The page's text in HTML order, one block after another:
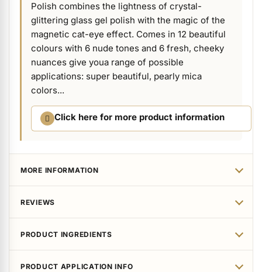
Polish combines the lightness of crystal-
glittering glass gel polish with the magic of the
magnetic cat-eye effect. Comes in 12 beautiful
colours with 6 nude tones and 6 fresh, cheeky
nuances give youa range of possible
applications: super beautiful, pearly mica
colors...
Click here for more product information
MORE INFORMATION
REVIEWS
PRODUCT INGREDIENTS
PRODUCT APPLICATION INFO